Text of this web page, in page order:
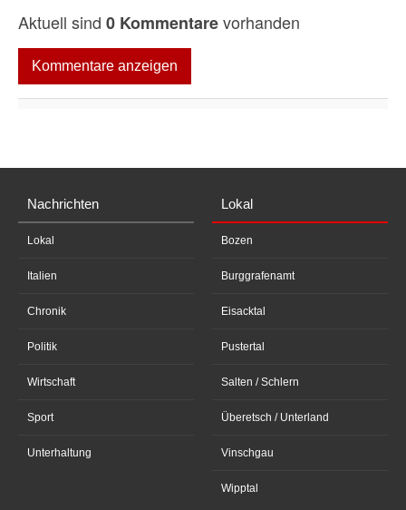
Aktuell sind 0 Kommentarevorhanden
Kommentare anzeigen
Nachrichten
Lokal
Italien
Chronik
Politik
Wirtschaft
Sport
Unterhaltung
Lokal
Bozen
Burggrafenamt
Eisacktal
Pustertal
Salten / Schlern
Überetsch / Unterland
Vinschgau
Wipptal